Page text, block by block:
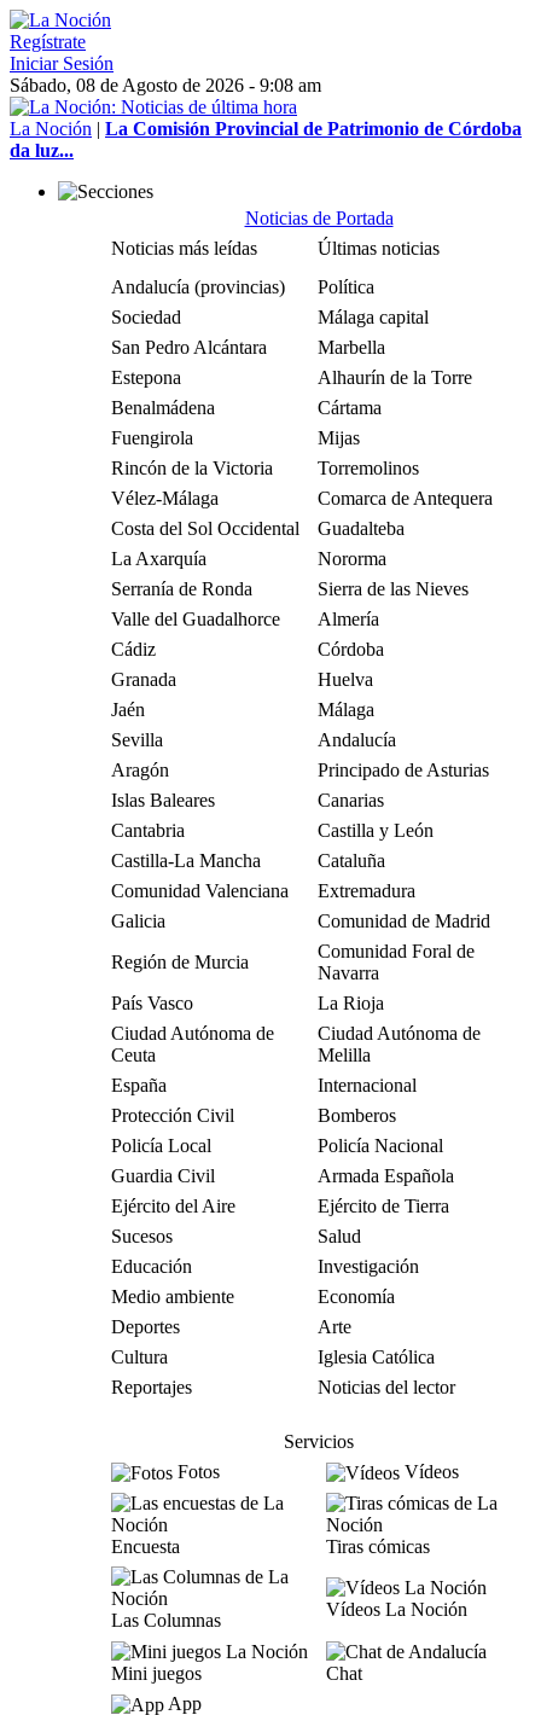
Regístrate
Iniciar Sesión
Sábado, 08 de Agosto de 2026 - 9:08 am
La Noción | La Comisión Provincial de Patrimonio de Córdoba
da luz...
Noticias de Portada
Noticias más leídas
Últimas noticias
Andalucía (provincias)
Política
Sociedad
Málaga capital
San Pedro Alcántara
Marbella
Estepona
Alhaurín de la Torre
Benalmádena
Cártama
Fuengirola
Mijas
Rincón de la Victoria
Torremolinos
Vélez-Málaga
Comarca de Antequera
Costa del Sol Occidental
Guadalteba
La Axarquía
Nororma
Serranía de Ronda
Sierra de las Nieves
Valle del Guadalhorce
Almería
Cádiz
Córdoba
Granada
Huelva
Jaén
Málaga
Sevilla
Andalucía
Aragón
Principado de Asturias
Islas Baleares
Canarias
Cantabria
Castilla y León
Castilla-La Mancha
Cataluña
Comunidad Valenciana
Extremadura
Galicia
Comunidad de Madrid
Región de Murcia
Comunidad Foral de
Navarra
País Vasco
La Rioja
Ciudad Autónoma de
Ceuta
Ciudad Autónoma de
Melilla
España
Internacional
Protección Civil
Bomberos
Policía Local
Policía Nacional
Guardia Civil
Armada Española
Ejército del Aire
Ejército de Tierra
Sucesos
Salud
Educación
Investigación
Medio ambiente
Economía
Deportes
Arte
Cultura
Iglesia Católica
Reportajes
Noticias del lector
Servicios
Fotos
Vídeos
Encuesta Tiras cómicas
Las Columnas
Vídeos La Noción
Mini juegos
Chat
App